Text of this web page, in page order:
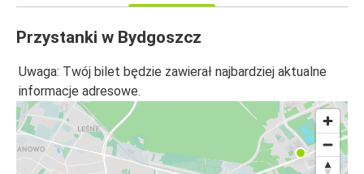
Przystanki w Bydgoszcz
Uwaga: Twój bilet będzie zawierał najbardziej aktualne
informacje adresowe.